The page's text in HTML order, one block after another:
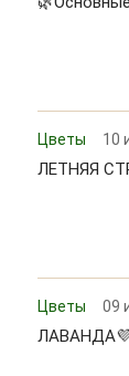
Цветы 10
ЛЕТНЯЯ
Цветы 09
ЛАВАНДА💜